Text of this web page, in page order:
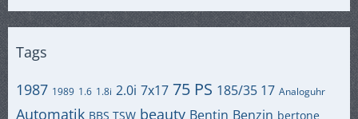
Tags
1987 1989 1.6 1.8i 2.0i 7x17 75 PS 185/35 17 Analoguhr
Automatik BBS TSW beauty Bentin Benzin bertone